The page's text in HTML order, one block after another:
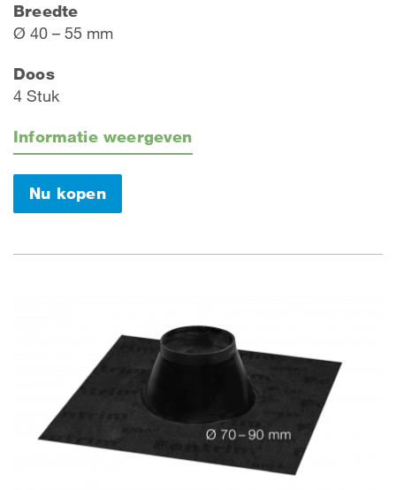
Breedte
Ø 40 – 55 mm
Doos
4 Stuk
Informatie weergeven
Nu kopen